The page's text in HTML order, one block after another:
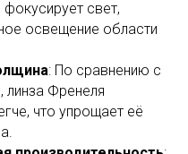
свет,
освещение области
: По сравнению с
линза Френеля
что упрощает её